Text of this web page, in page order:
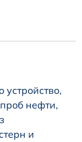
нефти,
и